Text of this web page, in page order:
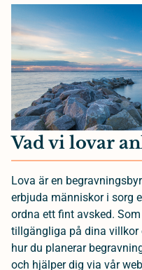
Vad vi lovar
Lova är en
erbjuda människor i sorg
ordna ett fint avsked.
tillgängliga på dina villkor
hur du planerar
och hjälper dig via vår